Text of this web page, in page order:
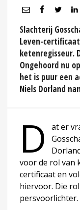
Slachterij
Leven-
ketenregisseur.
Ongehoord nu
het is puur een
Niels Dorland
D
at er
voor de rol van
certificaat en
hiervoor. Die
persvoorlichter.